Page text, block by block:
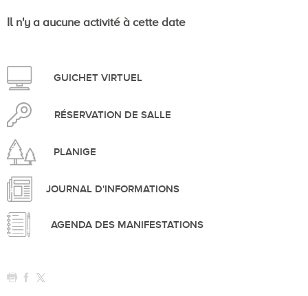
Il n'y a aucune activité à cette date
GUICHET VIRTUEL
RÉSERVATION DE SALLE
PLANIGE
JOURNAL D'INFORMATIONS
AGENDA DES MANIFESTATIONS